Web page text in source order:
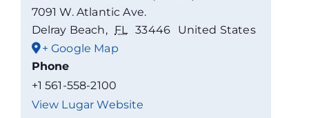
7091 W. Atlantic Ave.
Delray Beach, FL 33446
United States
+ Google Map
Phone
+1 561-558-2100
View Lugar Website